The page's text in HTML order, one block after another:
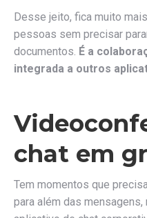
Desse jeito, fica muito
pessoas sem precisar
documentos. É a
integrada a outros
chat em
Tem momentos que
para além das